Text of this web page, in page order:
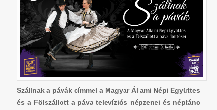
Szállnak a pávák címmel a Magyar Állami Népi Együttes
és a Fölszállott a páva televíziós népzenei és néptánc